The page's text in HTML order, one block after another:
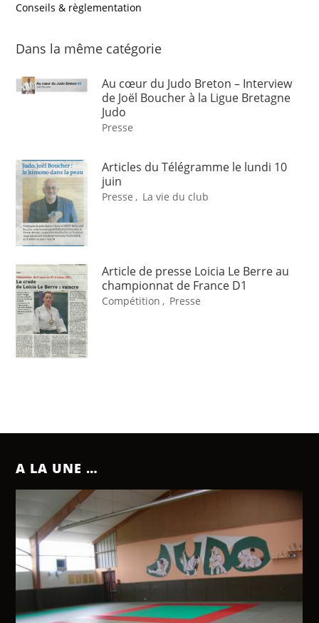
Conseils & règlementation
Dans la même catégorie
Au cœur du Judo Breton – Interview
de Joël Boucher à la Ligue Bretagne
Judo
Presse
Articles du Télégramme le lundi 10
juin
Presse , La vie du club
Article de presse Loicia Le Berre au
championnat de France D1
Compétition , Presse
A LA UNE …